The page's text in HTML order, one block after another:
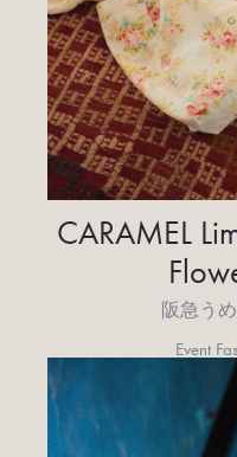
CARAMEL
阪急う
Event